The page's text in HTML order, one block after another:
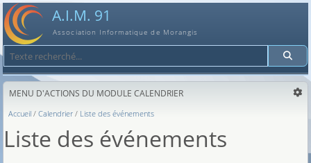
A.I.M. 91
Association Informatique de Morangis
Recherche
MENU D'ACTIONS DU MODULE CALENDRIER
Accueil Calendrier Liste des événements
Liste des événements